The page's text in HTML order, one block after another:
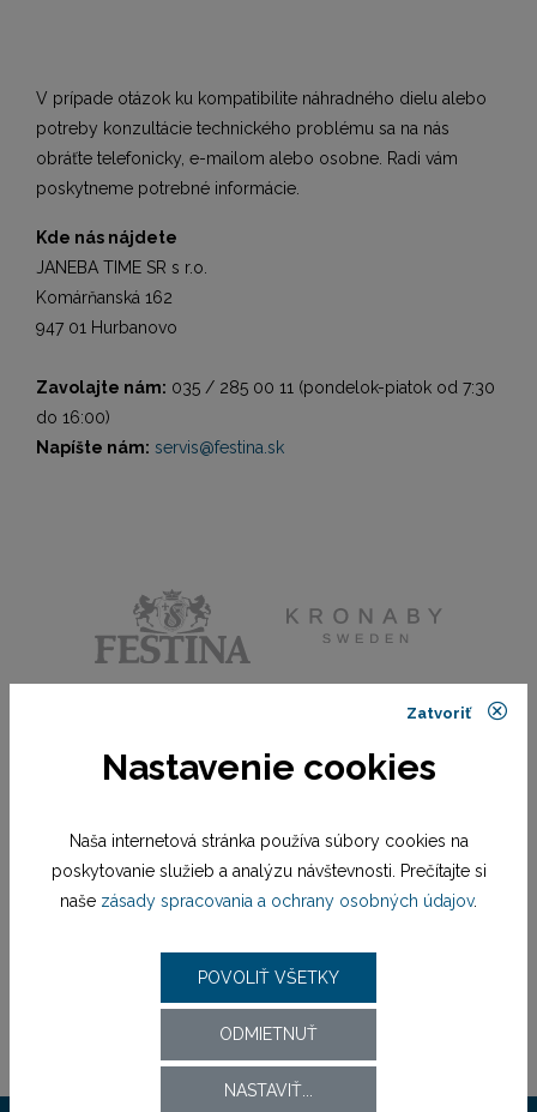
V prípade otázok ku kompatibilite náhradného dielu alebo
potreby konzultácie technického problému sa na nás
obráťte telefonicky, e-mailom alebo osobne. Radi vám
poskytneme potrebné informácie.
Kde nás nájdete
JANEBA TIME SR s r.o.
Komárňanská 162
947 01 Hurbanovo
Zavolajte nám: 035 / 285 00 11 (pondelok-piatok od 7:30
do 16:00)
Napíšte nám: servis@festina.sk
Zatvoriť
Nastavenie cookies
Naša internetová stránka používa súbory cookies na
poskytovanie služieb a analýzu návštevnosti. Prečítajte si
naše zásady spracovania a ochrany osobných údajov.
POVOLIŤ VŠETKY
ODMIETNUŤ
NASTAVIŤ...